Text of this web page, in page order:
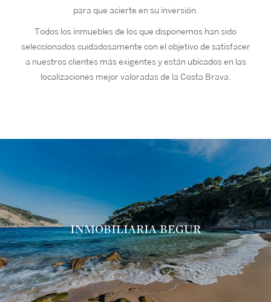
para que acierte en su inversión.
Todos los inmuebles de los que disponemos han sido
seleccionados cuidadosamente con el objetivo de satisfacer
a nuestros clientes más exigentes y están ubicados en las
localizaciones mejor valoradas de la Costa Brava.
INMOBILIARIA BEGUR